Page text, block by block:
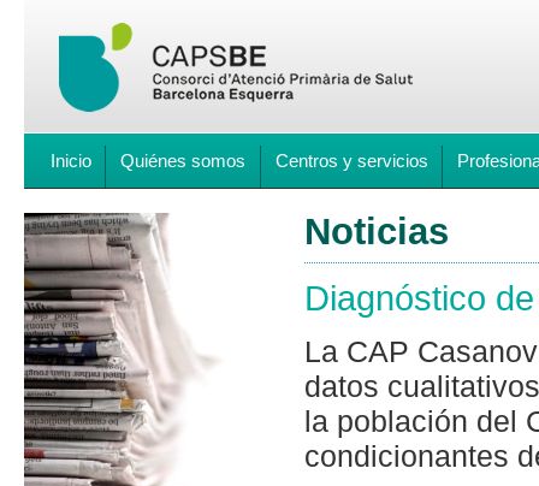
Inicio Quiénes somos Centros y servicios
Noticias
Diagnóstico
La CAP
datos
la población del
condicionantes